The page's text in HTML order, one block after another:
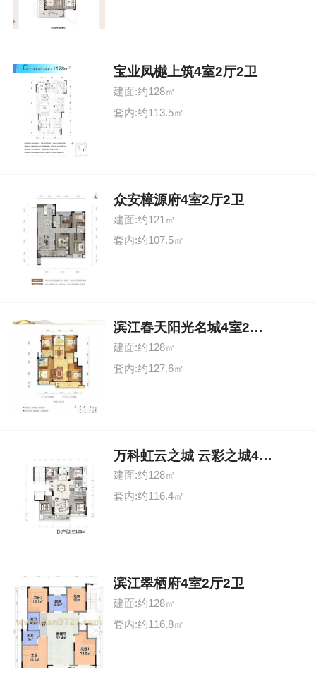
宝业凤樾上筑4室2厅2卫
建面:约128㎡
套内:约113.5㎡
众安樟源府4室2厅2卫
建面:约121㎡
套内:约107.5㎡
滨江春天阳光名城4室2厅2卫
建面:约128㎡
套内:约127.6㎡
万科虹云之城 云彩之城4室2厅2卫
建面:约128㎡
套内:约116.4㎡
滨江翠栖府4室2厅2卫
建面:约128㎡
套内:约116.8㎡